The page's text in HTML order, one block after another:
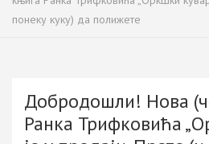
понеку куку) да полижете
Добродошли! Нова
Ранка Трифковића